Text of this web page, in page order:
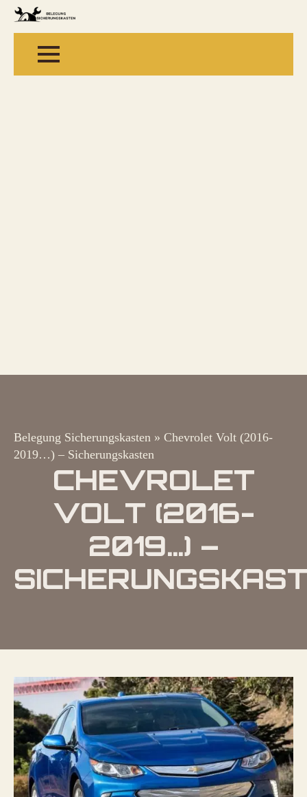
Belegung Sicherungskasten » Chevrolet Volt (2016-
2019…) – Sicherungskasten
CHEVROLET
VOLT (2016-
2019…) –